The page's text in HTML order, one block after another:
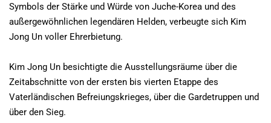
Symbols der Stärke und Würde von Juche-Korea und des
außergewöhnlichen legendären Helden, verbeugte sich Kim
Jong Un voller Ehrerbietung.
Kim Jong Un besichtigte die Ausstellungsräume über die
Zeitabschnitte von der ersten bis vierten Etappe des
Vaterländischen Befreiungskrieges, über die Gardetruppen und
über den Sieg.